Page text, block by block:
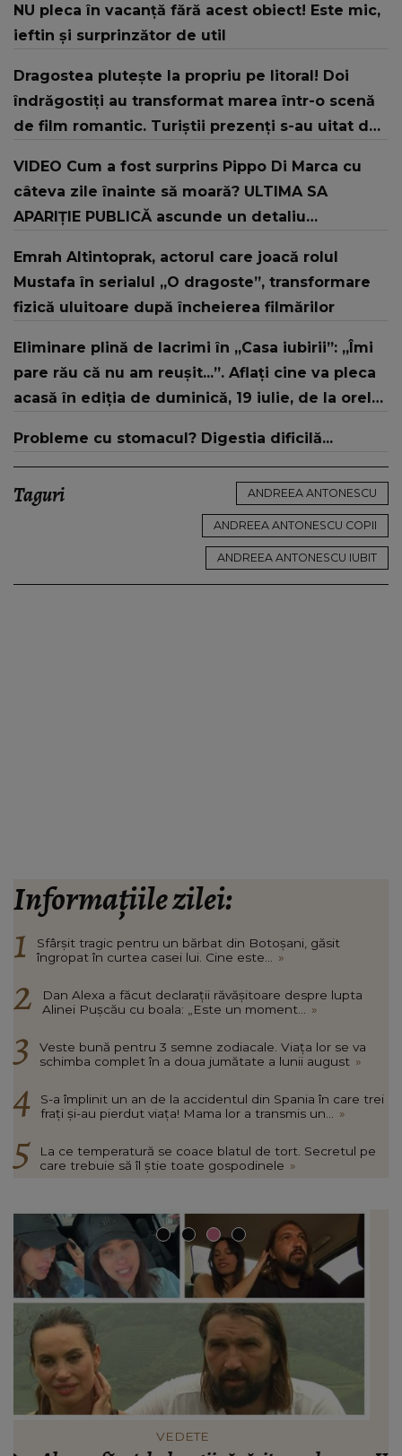
NU pleca în vacanță fără acest obiect! Este mic,
ieftin și surprinzător de util
Dragostea plutește la propriu pe litoral! Doi
îndrăgostiți au transformat marea într-o scenă
de film romantic. Turiștii prezenți s-au uitat de
VIDEO Cum a fost surprins Pippo Di Marca cu
câteva zile înainte să moară? ULTIMA SA
APARIȚIE PUBLICĂ ascunde un detaliu
după vestea tristă: "Încă nu putem să credem
și..."
Emrah Altintoprak, actorul care joacă rolul
Mustafa în serialul „O dragoste”, transformare
fizică uluitoare după încheierea filmărilor
Eliminare plină de lacrimi în „Casa iubirii”: „Îmi
pare rău că nu am reușit...”. Aflați cine va pleca
acasă în ediția de duminică, 19 iulie, de la orele
Probleme cu stomacul? Digestia dificilă...
Taguri ANDREEA ANTONESCU
ANDREEA ANTONESCU COPII
ANDREEA ANTONESCU IUBIT
Informațiile zilei:
Sfârșit tragic pentru un bărbat din Botoșani, găsit
îngropat în curtea casei lui. Cine este...
»
Dan Alexa a făcut declarații răvășitoare despre lupta
Alinei Pușcău cu boala: „Este un moment...
»
Veste bună pentru 3 semne zodiacale. Viața lor se va
schimba complet în a doua jumătate a lunii august »
S-a împlinit un an de la accidentul din Spania în care trei
frați și-au pierdut viața! Mama lor a transmis un...
»
La ce temperatură se coace blatul de tort. Secretul pe
care trebuie să îl știe toate gospodinele »
HOROSCOPUL LUNII